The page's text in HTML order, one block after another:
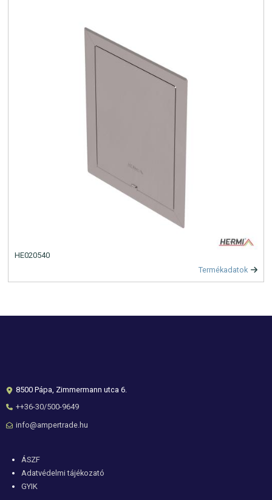
HE020540
Termékadatok
8500 Pápa, Zimmermann utca 6.
++36-30/500-9649
info@ampertrade.hu
Lábléc
ÁSZF
Adatvédelmi tájékozató
GYIK